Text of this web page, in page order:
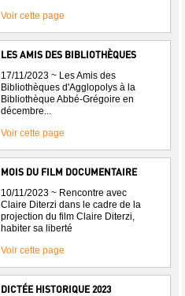
Voir cette page
LES AMIS DES BIBLIOTHÈQUES
17/11/2023 ~ Les Amis des
Bibliothèques d'Agglopolys à la
Bibliothèque Abbé-Grégoire en
décembre...
Voir cette page
MOIS DU FILM DOCUMENTAIRE
10/11/2023 ~ Rencontre avec
Claire Diterzi dans le cadre de la
projection du film Claire Diterzi,
habiter sa liberté
Voir cette page
DICTÉE HISTORIQUE 2023